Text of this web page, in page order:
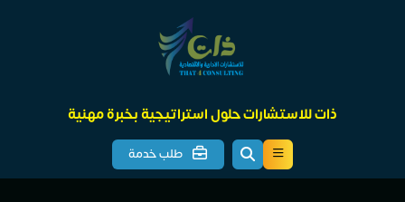
ذات للاستشارات حلول استراتيجية بخبرة مهنية
طلب خدمة